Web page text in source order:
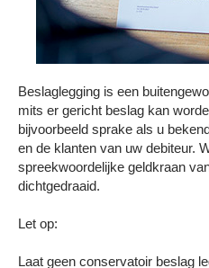
Beslaglegging is een
mits er gericht beslag kan
bijvoorbeeld sprake als u
en de klanten van uw debiteur.
spreekwoordelijke geldkraan
dichtgedraaid.
Let op:
Laat geen conservatoir beslag